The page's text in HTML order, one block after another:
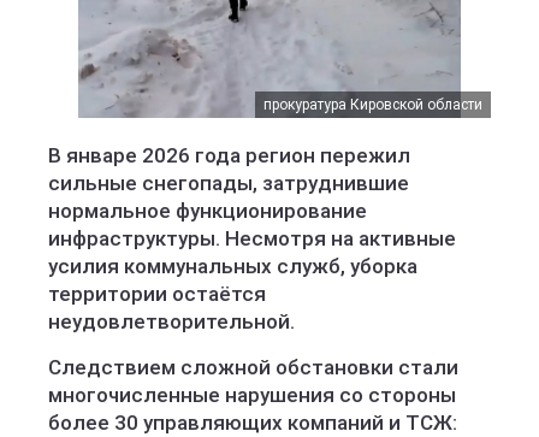
прокуратура Кировской области
В январе 2026 года регион пережил
сильные снегопады, затруднившие
нормальное функционирование
инфраструктуры. Несмотря на активные
усилия коммунальных служб, уборка
территории остаётся
неудовлетворительной.
Следствием сложной обстановки стали
многочисленные нарушения со стороны
более 30 управляющих компаний и ТСЖ: